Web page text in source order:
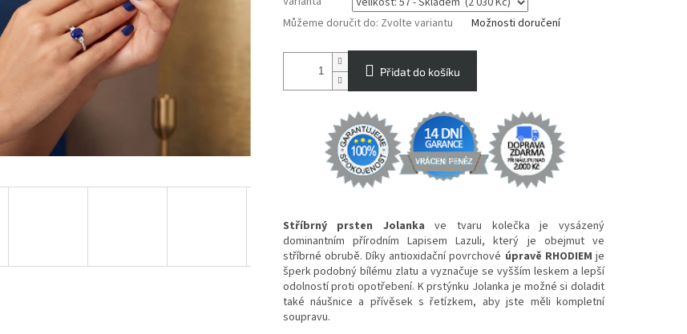
Můžeme doručit do: Zvolte variantu Možnosti doručení
Přidat do košíku
Stříbrný prsten Jolanka ve tvaru kolečka je vysázený
dominantním přírodním Lapisem Lazuli, který je obejmut ve
stříbrné obrubě. Díky antioxidační povrchové úpravě RHODIEM je
šperk podobný bílému zlatu a vyznačuje se vyšším leskem a lepší
odolností proti opotřebení. K prstýnku Jolanka je možné si doladit
také náušnice a přívěsek s řetízkem, aby jste měli kompletní
soupravu.